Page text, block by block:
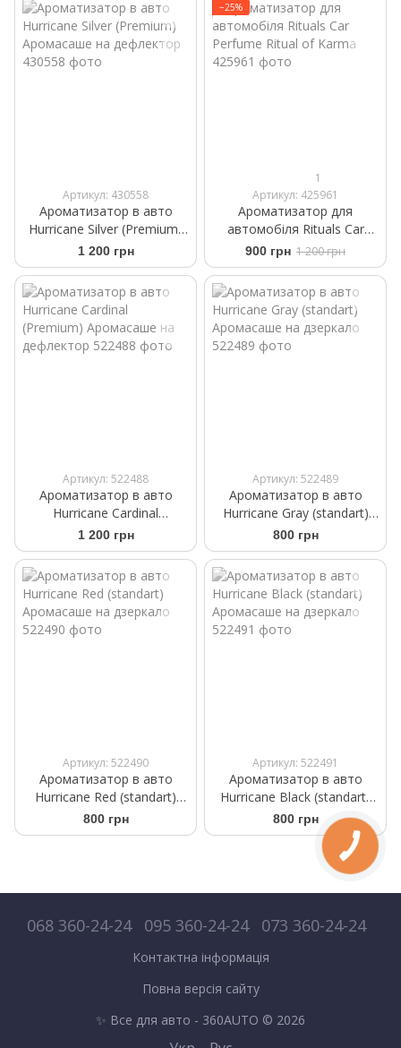
Артикул: 430558
Ароматизатор в авто
Hurricane Silver (Premium)
Аромасаше на дефлектор
1 200 грн
−25%
1
Артикул: 425961
Ароматизатор для
автомобіля Rituals Car
Perfume Ritual of Karma
900 грн 1 200 грн
Артикул: 522488
Ароматизатор в авто
Hurricane Cardinal
(Premium) Аромасаше на
дефлектор
1 200 грн
Артикул: 522489
Ароматизатор в авто
Hurricane Gray (standart)
Аромасаше на дзеркало
800 грн
Артикул: 522490
Ароматизатор в авто
Hurricane Red (standart)
Аромасаше на дзеркало
800 грн
Артикул: 522491
Ароматизатор в авто
Hurricane Black (standart)
Аромасаше на дзеркало
800 грн
068 360-24-24 095 360-24-24 073 360-24-24
Контактна інформація
Повна версія сайту
✨ Все для авто - 360AUTO © 2026